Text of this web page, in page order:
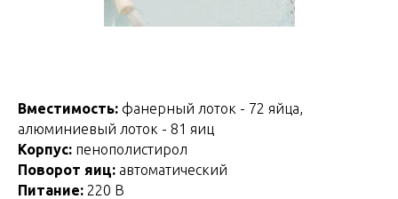
Вместимость: фанерный лоток - 72 яйца,
алюминиевый лоток - 81 яиц
Корпус: пенополистирол
Поворот яиц: автоматический
Питание: 220 В